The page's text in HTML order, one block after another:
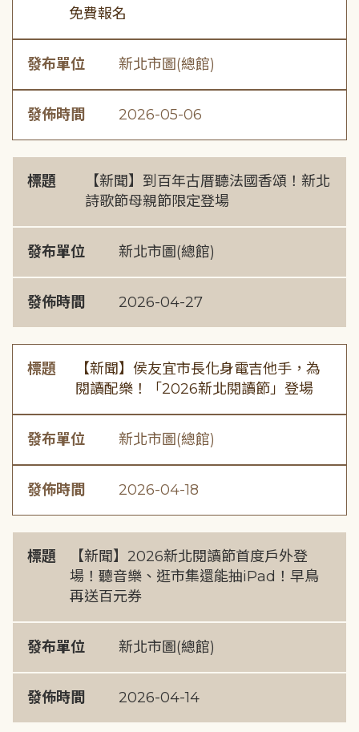
免費報名
發布單位 新北市圖(總館)
發佈時間 2026-05-06
標題
【新聞】到百年古厝聽法國香頌！新北
詩歌節母親節限定登場
發布單位 新北市圖(總館)
發佈時間 2026-04-27
標題
【新聞】侯友宜市長化身電吉他手，為
閱讀配樂！「2026新北閱讀節」登場
發布單位 新北市圖(總館)
發佈時間 2026-04-18
標題
【新聞】2026新北閱讀節首度戶外登
場！聽音樂、逛市集還能抽iPad！早鳥
再送百元券
發布單位 新北市圖(總館)
發佈時間 2026-04-14